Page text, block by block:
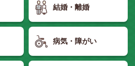
結婚・離婚
病気・障がい